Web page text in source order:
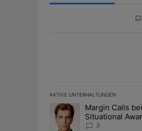
AKTIVE UNTERHALTUNGEN
Das Folgende ist eine
Ein Trendartikel mit dem
Margin Calls bei
Situational
Alles über den
3